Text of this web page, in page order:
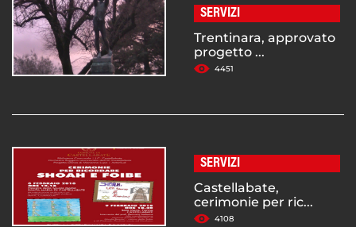
SERVIZI
Trentinara, approvato
progetto ...
4451
SERVIZI
Castellabate,
cerimonie per ric...
4108